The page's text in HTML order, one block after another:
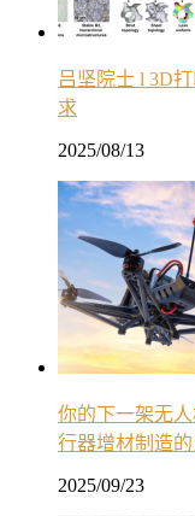
吕坚院士 l 3D
求
2025/08/13
你的下一架无
行器增材制造
2025/09/23